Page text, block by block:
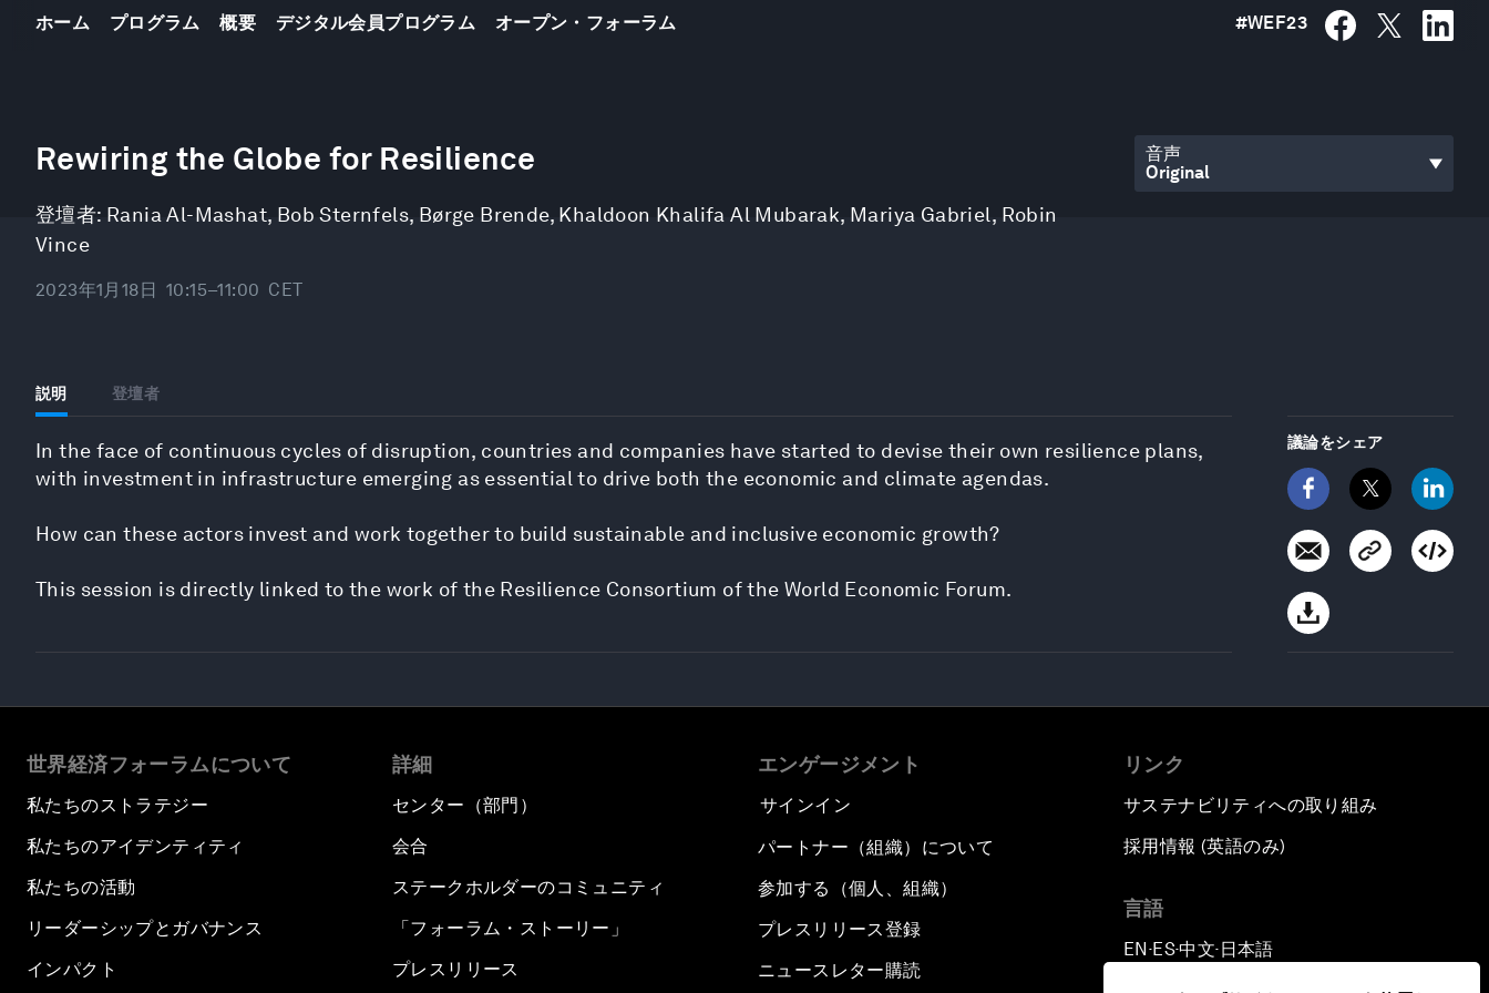
ホーム プログラム 概要 デジタル会員プログラム オープン・フォーラム #WEF23
Rewiring the Globe for Resilience
登壇者: Rania Al-Mashat, Bob Sternfels, Børge Brende, Khaldoon Khalifa Al Mubarak, Mariya Gabriel, Robin
Vince
2023年1月18日 10:15–11:00 CET
音声
説明 登壇者
In the face of continuous cycles of disruption, countries and companies have started to devise their own resilience plans,
with investment in infrastructure emerging as essential to drive both the economic and climate agendas.
How can these actors invest and work together to build sustainable and inclusive economic growth?
This session is directly linked to the work of the Resilience Consortium of the World Economic Forum.
議論をシェア
seconds
of
40
seconds
90%
世界経済フォーラムについて
私たちのストラテジー
私たちのアイデンティティ
私たちの活動
リーダーシップとガバナンス
インパクト
詳細
センター（部門）
会合
ステークホルダーのコミュニティ
「フォーラム・ストーリー」
プレスリリース
エンゲージメント
サインイン
パートナー（組織）について
参加する（個人、組織）
プレスリリース登録
ニュースレター購読
リンク
サステナビリティへの取り組み
採用情報 (英語のみ)
言語
EN ▪ES▪中文▪ 日本語